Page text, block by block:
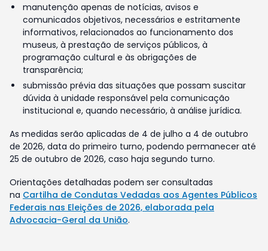
manutenção apenas de notícias, avisos e
comunicados objetivos, necessários e estritamente
informativos, relacionados ao funcionamento dos
museus, à prestação de serviços públicos, à
programação cultural e às obrigações de
transparência;
submissão prévia das situações que possam suscitar
dúvida à unidade responsável pela comunicação
institucional e, quando necessário, à análise jurídica.
As medidas serão aplicadas de 4 de julho a 4 de outubro
de 2026, data do primeiro turno, podendo permanecer até
25 de outubro de 2026, caso haja segundo turno.
Orientações detalhadas podem ser consultadas
na Cartilha de Condutas Vedadas aos Agentes Públicos
Federais nas Eleições de 2026, elaborada pela
Advocacia-Geral da União.